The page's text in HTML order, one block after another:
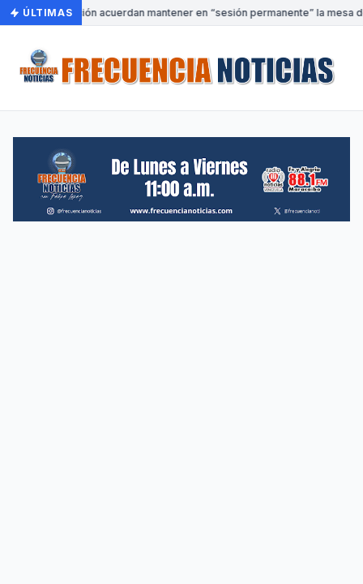
ÚLTIMAS
y oposición acuerdan mantener en “sesión permanente” la mesa